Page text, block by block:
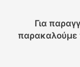
Για
παρακαλούμε